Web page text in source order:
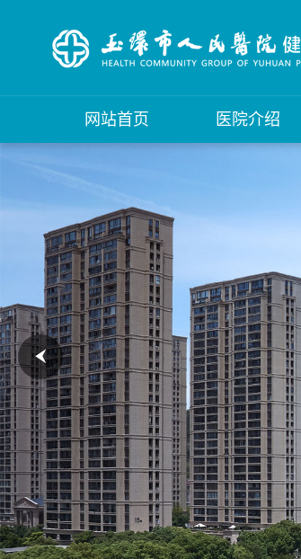
网站首页 医院介绍